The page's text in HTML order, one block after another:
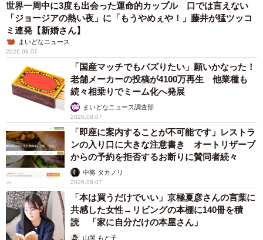
入退院を繰り返していたときに迎えた100日のお祝い（提供：
@___ut.a17さん）
世界一周中に3度も出会った運命的カップル 口では言えない
「ジョージアの熱い夜」に「もうやめぇや！」藤井が猛ツッコ
ミ連発【新婚さん】
まいどなニュース
2026.08.07
「国産マッチでもバズりたい」願いかなった！
老舗メーカーの投稿が4100万再生 他業種も
続々相乗りでミーム化へ発展
まいどなニュース調査部
2026.08.07
「即座に案内することが不可能です」レストラ
ンの入り口に大きな注意書き オートリザーブ
からの予約を拒否するお断りに賛同者続々
中将 タカノリ
2026.08.07
「本は買うだけでいい」京極夏彦さんの言葉に
共感した女性→リビングの本棚に140冊を積
読 「家に自分だけの本屋さん」
山岡 もと子